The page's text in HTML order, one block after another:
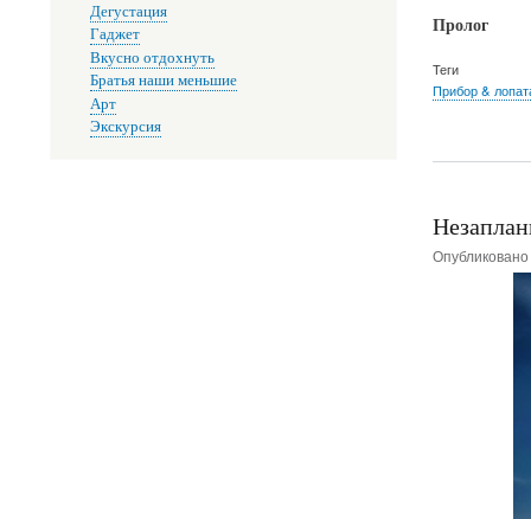
Пролог
Теги
Прибор &
Опубликовано
Дегустация
Гаджет
Вкусно отдохнуть
Братья наши меньшие
Арт
Экскурсия